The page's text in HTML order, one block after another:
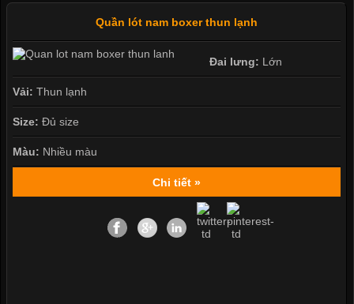
Quần lót nam boxer thun lạnh
Đai lưng: Lớn
Vải: Thun lạnh
Size: Đủ size
Màu: Nhiều màu
Chi tiết »